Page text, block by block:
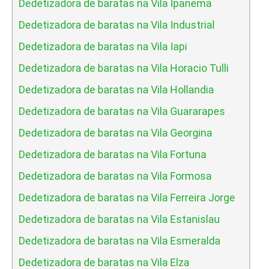
Dedetizadora de baratas na Vila Ipanema
Dedetizadora de baratas na Vila Industrial
Dedetizadora de baratas na Vila Iapi
Dedetizadora de baratas na Vila Horacio Tulli
Dedetizadora de baratas na Vila Hollandia
Dedetizadora de baratas na Vila Guararapes
Dedetizadora de baratas na Vila Georgina
Dedetizadora de baratas na Vila Fortuna
Dedetizadora de baratas na Vila Formosa
Dedetizadora de baratas na Vila Ferreira Jorge
Dedetizadora de baratas na Vila Estanislau
Dedetizadora de baratas na Vila Esmeralda
Dedetizadora de baratas na Vila Elza